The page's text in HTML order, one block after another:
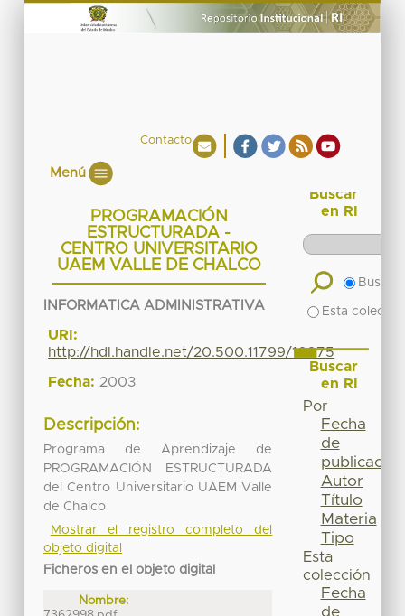
Contacto
Menú
PROGRAMACIÓN
ESTRUCTURADA -
CENTRO UNIVERSITARIO
UAEM VALLE DE CHALCO
INFORMATICA ADMINISTRATIVA
URI:
http://hdl.handle.net/20.500.11799/16075
Fecha: 2003
Descripción:
Programa de Aprendizaje de
PROGRAMACIÓN ESTRUCTURADA
del Centro Universitario UAEM Valle
de Chalco
Mostrar el registro completo del
objeto digital
Ficheros en el objeto digital
Nombre:
Buscar
en RI
Buscar
Esta
Buscar
en RI
Por
Fecha
de
publicación
Autor
Título
Materia
Tipo
Esta
colección
Fecha
de